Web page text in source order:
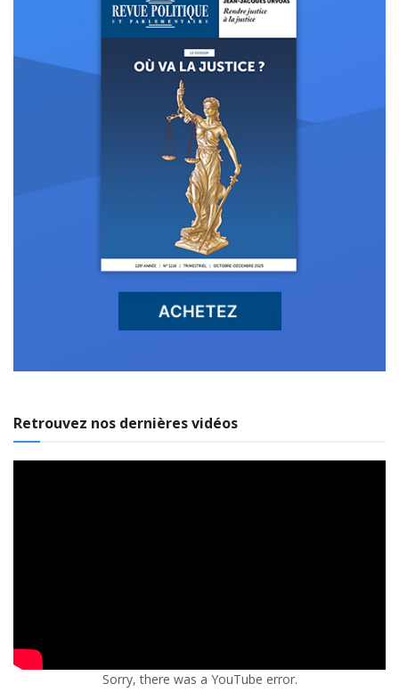
Retrouvez nos dernières vidéos
Sorry, there was a YouTube error.